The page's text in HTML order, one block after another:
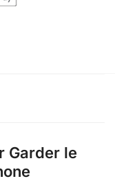
Garder le